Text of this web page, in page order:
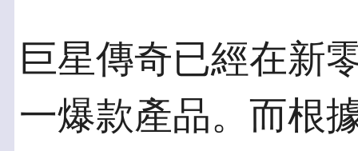
巨星傳奇已經在新
一爆款產品。而根